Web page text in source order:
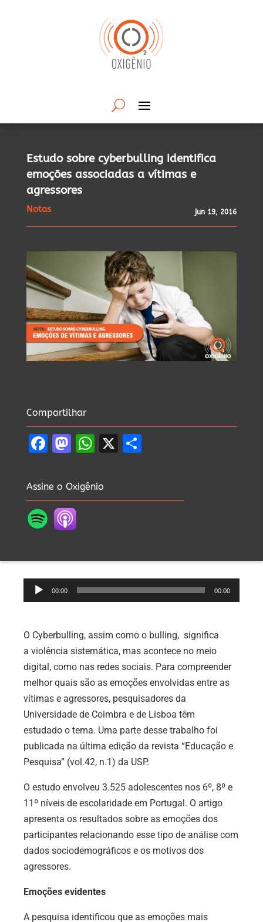
Estudo sobre cyberbulling identifica
emoções associadas a vítimas e
agressores
Notas jun 19, 2016
Compartilhar
Facebook
Mastodon
WhatsApp
X
Assine o Oxigênio
Tocador
de
00:00 00:00
O Cyberbulling, assim como o bulling, significa
a violência sistemática, mas acontece no meio
digital, como nas redes sociais. Para compreender
melhor quais são as emoções envolvidas entre as
vítimas e agressores, pesquisadores da
Universidade de Coimbra e de Lisboa têm
estudado o tema. Uma parte desse trabalho foi
publicada na última edição da revista “Educação e
Pesquisa” (vol.42, n.1) da USP.
O estudo envolveu 3.525 adolescentes nos 6º, 8º e
11º níveis de escolaridade em Portugal. O artigo
apresenta os resultados sobre as emoções dos
participantes relacionando esse tipo de análise com
dados sociodemográficos e os motivos dos
agressores.
Emoções evidentes
A pesquisa identificou que as emoções mais